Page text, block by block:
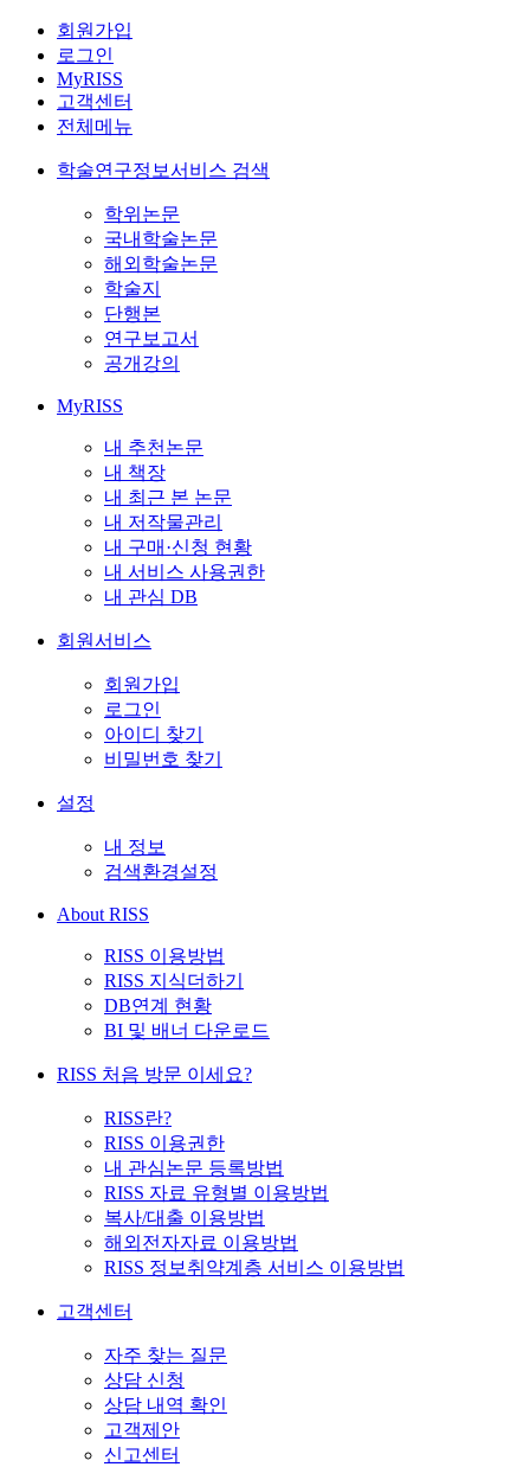
회원가입
로그인
MyRISS
고객센터
전체메뉴
학술연구정보서비스 검색
학위논문
국내학술논문
해외학술논문
학술지
단행본
연구보고서
공개강의
MyRISS
내 추천논문
내 책장
내 최근 본 논문
내 저작물관리
내 구매·신청 현황
내 서비스 사용권한
내 관심 DB
회원서비스
회원가입
로그인
아이디 찾기
비밀번호 찾기
설정
내 정보
검색환경설정
About RISS
RISS 이용방법
RISS 지식더하기
DB연계 현황
BI 및 배너 다운로드
RISS 처음 방문 이세요?
RISS란?
RISS 이용권한
내 관심논문 등록방법
RISS 자료 유형별 이용방법
복사/대출 이용방법
해외전자자료 이용방법
RISS 정보취약계층 서비스 이용방법
고객센터
자주 찾는 질문
상담 신청
상담 내역 확인
고객제안
신고센터